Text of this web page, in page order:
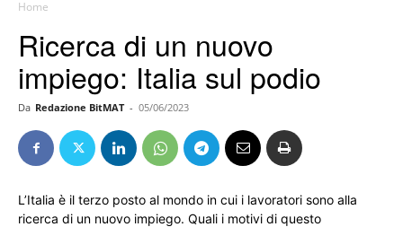
Home
Ricerca di un nuovo
impiego: Italia sul podio
Da Redazione BitMAT - 05/06/2023
L’Italia è il terzo posto al mondo in cui i lavoratori sono alla
ricerca di un nuovo impiego. Quali i motivi di questo